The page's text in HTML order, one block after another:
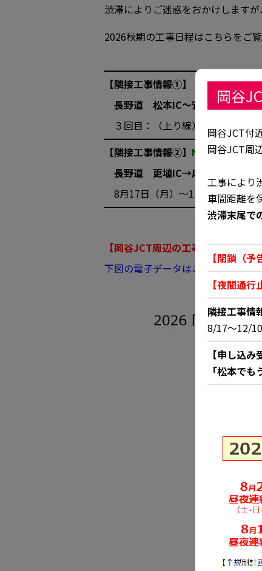
渋滞によりご迷惑をおかけします
2026秋期の工事日程はこちらをご
【隣接工事情報①】
長野道 松本IC～安曇野IC 間 昼
３回目：（上り線）8月24日（月
【隣接工事情報②】 NEXCO東日本
長野道 更埴IC→麻績IC（上り線
8月17日（月）～12月10日（木
【岡谷JCT周辺の工事規制詳細図】
下図の電子データはこちらからダ
岡谷
岡谷JCT付
岡谷JCT周
工事によ
車間距離を
渋滞末尾で
【閉鎖（予
【夜間通行
隣接工事情
8/17～12/
【申し込み
「松本で